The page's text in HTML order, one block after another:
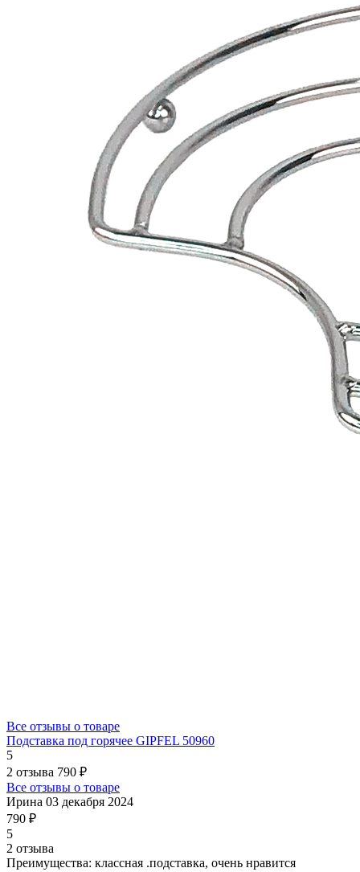
Все отзывы о товаре
Подставка под горячее GIPFEL 50960
5
2 отзыва 790 ₽
Все отзывы о товаре
Ирина 03 декабря 2024
790 ₽
5
2 отзыва
Преимущества: классная .подставка, очень нравится